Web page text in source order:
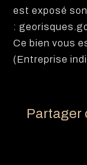
est exposé
:
Ce bien vous
(Entreprise
Partager